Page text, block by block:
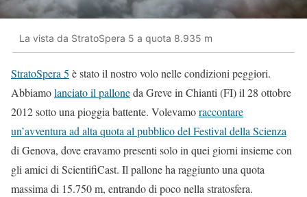
La vista da StratoSpera 5 a quota 8.935 m
StratoSpera 5 è stato il nostro volo nelle condizioni peggiori.
Abbiamolanciato il palloneda Greve in Chianti (FI) il 28 ottobre
2012 sotto una pioggia battente. Volevamoraccontare
un’avventura ad alta quota al pubblico del Festival della Scienza
di Genova, dove eravamo presenti solo in quei giorni insieme con
gli amici di ScientifiCast. Il pallone ha raggiunto una quota
massima di 15.750 m, entrando di poco nella stratosfera.